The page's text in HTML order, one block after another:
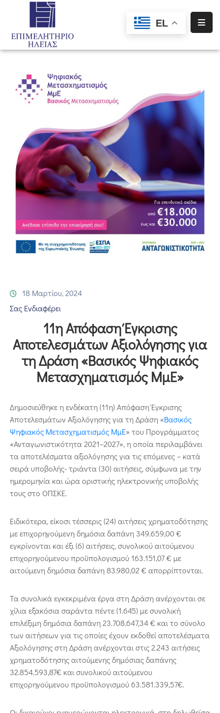
EL
Αρχική
Ενημέρωση
Σωματεία
Ειδική
Πληροφόρηση
Προγράμματα
Χρηματοδότησης
Επικοινωνία
18 Μαρτίου, 2024
Σας Ενδιαφέρει
11η Απόφαση Έγκρισης
Αποτελεσμάτων Αξιολόγησης για
τη Δράση «Βασικός Ψηφιακός
Μετασχηματισμός ΜμΕ»
Δημοσιεύθηκε η ενδέκατη (11η) Απόφαση Έγκρισης
Αποτελεσμάτων Αξιολόγησης για τη Δράση «Βασικός
Ψηφιακός Μετασχηματισμός ΜμΕ» του Προγράμματος
«Ανταγωνιστικότητα 2021–2027», η οποία περιλαμβάνει
τα αποτελέσματα αξιολόγησης για τις επόμενες – κατά
σειρά υποβολής- τριάντα (30) αιτήσεις, σύμφωνα με την
ημερομηνία και ώρα οριστικής ηλεκτρονικής υποβολής
τους στο ΟΠΣΚΕ.
Ειδικότερα, είκοσι τέσσερις (24) αιτήσεις χρηματοδότησης
με επιχορηγούμενη δημόσια δαπάνη 349.659,00 €
εγκρίνονται και έξι (6) αιτήσεις, συνολικού αιτούμενου
επιχορηγούμενου προϋπολογισμού 163.151,07 € με
αιτούμενη δημόσια δαπάνη 83.980,02 € απορρίπτονται.
Τα συνολικά εγκεκριμένα έργα στη Δράση ανέρχονται σε
χίλια εξακόσια σαράντα πέντε (1.645) με συνολική
επιλέξιμη δημόσια δαπάνη 23.708.647,34 € και το σύνολο
των αιτήσεων για τις οποίες έχουν εκδοθεί αποτελέσματα
Αξιολόγησης στη Δράση ανέρχονται στις 2.243 αιτήσεις
χρηματοδότησης αιτούμενης δημόσιας δαπάνης
32.854.593,87€ και συνολικού αιτούμενου
επιχορηγούμενου προϋπολογισμού 63.581.339,57€.